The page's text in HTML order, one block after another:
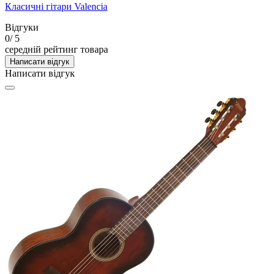
Класичні гітари Valencia
Відгуки
0/ 5
середній рейтинг товара
Написати відгук
Написати відгук